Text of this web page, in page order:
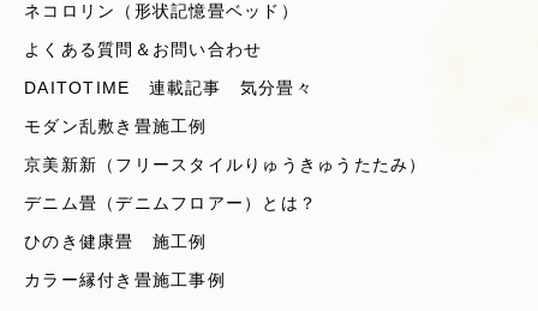
ネコロリン（形状記憶畳ベッド）
よくある質問＆お問い合わせ
DAITOTIME 連載記事 気分畳々
モダン乱敷き畳施工例
京美新新（フリースタイルりゅうきゅうたたみ）
デニム畳（デニムフロアー）とは？
ひのき健康畳 施工例
カラー縁付き畳施工事例